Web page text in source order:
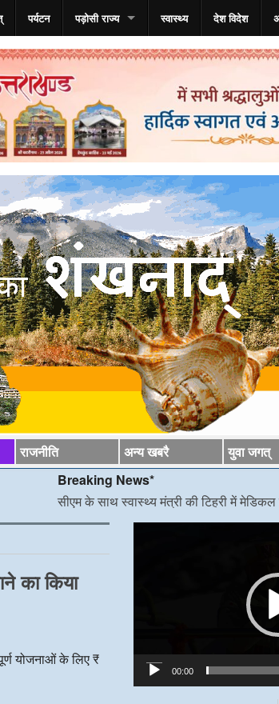
पर्यटन पड़ोसी राज्य स्वास्‍थ्य देश विदेश
राजनीति अन्य खबरै युवा जगत्
Breaking News*
सीएम के साथ स्वास्थ्य मंत्री की टिहरी में मेडिकल कॉलेज की
का किया
योजनाओं के लिए ₹
00:00